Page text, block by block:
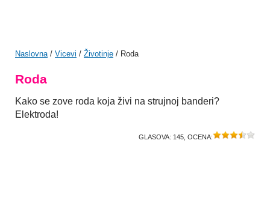
Naslovna/ Vicevi / Životinje / Roda
Roda
Kako se zove roda koja živi na strujnoj banderi?
Elektroda!
GLASOVA: 145 , OCENA: